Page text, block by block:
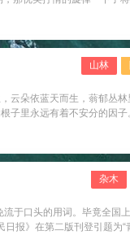
山林
云朵依蓝天而生，蓊郁丛
子里永远有着不安分的因
杂木
于口头的用词。毕竟全国
报》在第二版刊登引题为“